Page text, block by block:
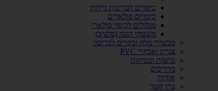
כיסויים לבריכות ניידות
כיסויים סולארים
מגלולים לכיסוי סולארי
משטחי הגנה (פלציב)
מכשירי מלח ובקרים לבריכה
צנרת ואביזרי PVC
נגישות ובטיחות
מדריכים
אודות
צרו קשר